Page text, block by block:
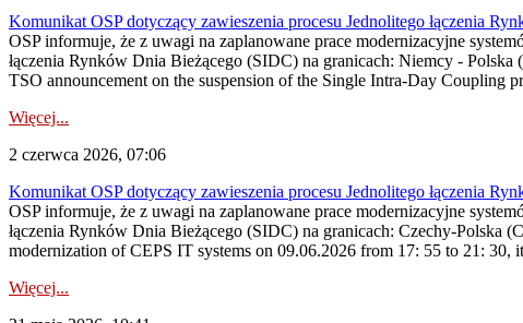
Komunikat OSP dotyczący zawieszenia procesu Jednolitego łączenia
OSP informuje, że z uwagi na zaplanowane prace modernizacyjne
łączenia Rynków Dnia Bieżącego (SIDC) na granicach: Niemcy -
TSO announcement on the suspension of the Single Intra-Day Coupling
Więcej...
2 czerwca 2026, 07:06
Komunikat OSP dotyczący zawieszenia procesu Jednolitego łączenia
OSP informuje, że z uwagi na zaplanowane prace modernizacyjne
łączenia Rynków Dnia Bieżącego (SIDC) na granicach: Czechy-Polska
modernization of CEPS IT systems on 09.06.2026 from 17: 55 to 21: 30,
Więcej...